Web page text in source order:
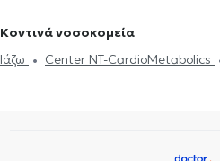
Πεδίον του Άρεως
σιδεράκια
Αισθητική οδοντιατρική
Κοντινά νοσοκομεία
Ιάζω
Center NT-CardioMetabolics